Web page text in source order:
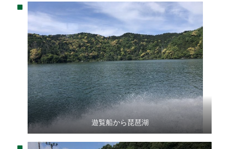
遊覧船から琵琶湖